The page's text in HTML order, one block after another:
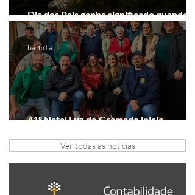
Dia dos Pais ganha significado quando o
presente é viver experiências juntos
41º Natal Luz de Gramado inicia
há 1 dia
Ver todas as notícias